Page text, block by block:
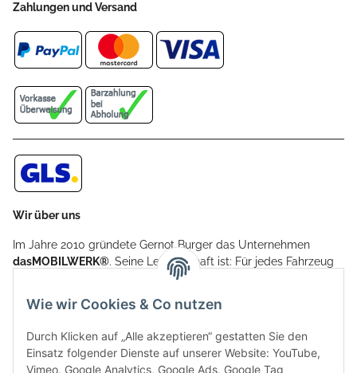
Zahlungen und Versand
Wir über uns
Im Jahre 2010 gründete Gernot Burger das Unternehmen
dasMOBILWERK®. Seine Leidenschaft ist: Für jedes Fahrzeug
ein Car Cover anzubieten - passgenau und individuell.
Aufgrund der vielen positiven Kundenrückmeldungen kamen
weitere Produkte, wie Reifenschuhe, Hardtopständer hinzu.
Seine Reifenschoner werden in Deutschland produziert und
sind mit hochwertigen Techniken und Materialien gefertigt.
Wie wir Cookies & Co nutzen
Durch Klicken auf „Alle akzeptieren“ gestatten Sie den
Einsatz folgender Dienste auf unserer Website: YouTube,
Vimeo, Google Analytics, Google Ads, Google Tag